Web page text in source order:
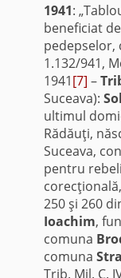
1941:
beneficiat
pedepselor,
1.132/941,
1941[7] –
Suceava):
ultimul
Rădăuţi,
Suceava,
pentru
250 şi 260
Ioachim,
comuna
comuna
Trib. Mil. C.